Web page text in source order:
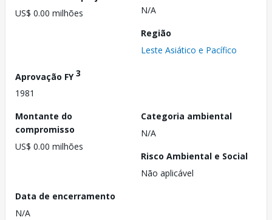
US$ 0.00 milhões
N/A
Região
Leste Asiático e Pacífico
Aprovação FY3
1981
Montante do
compromisso
US$ 0.00 milhões
Categoria ambiental
N/A
Risco Ambiental e Social
Não aplicável
Data de encerramento
N/A